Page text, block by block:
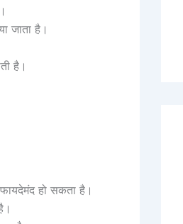
जाता है।
है।
हो सकता है।